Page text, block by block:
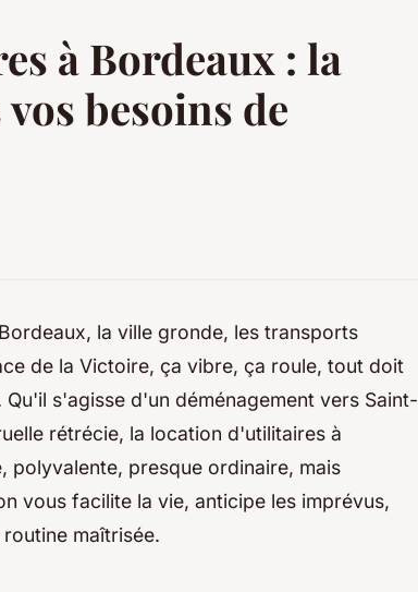
à Bordeaux : la
besoins de
la ville gronde, les transports
de la Victoire, ça vibre, ça roule, tout doit
s'agisse d'un déménagement vers Saint-
rétrécie, la location d'utilitaires à
presque ordinaire, mais
vous facilite la vie, anticipe les imprévus,
maîtrisée.